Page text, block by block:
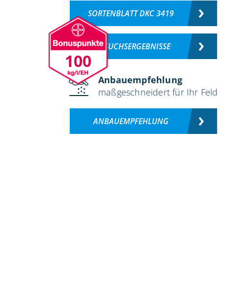
100
SORTENBLATT DKC 3419
VERSUCHSERGEBNISSE
Anbauempfehlung
maßgeschneidert für Ihr Feld
ANBAUEMPFEHLUNG